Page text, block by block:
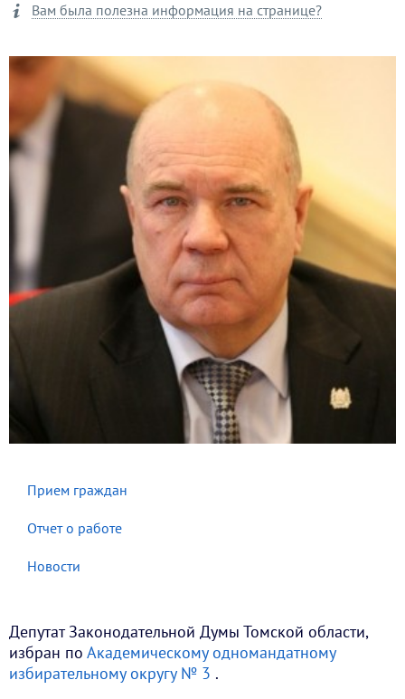
Вам была полезна информация на странице?
Депутат Законодательной Думы Томской области,
избран по Академическому одномандатному
избирательному округу № 3 .
Прием граждан
Отчет о работе
Новости